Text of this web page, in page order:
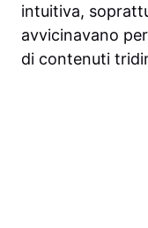
intuitiva,
avvicinavano
di contenuti